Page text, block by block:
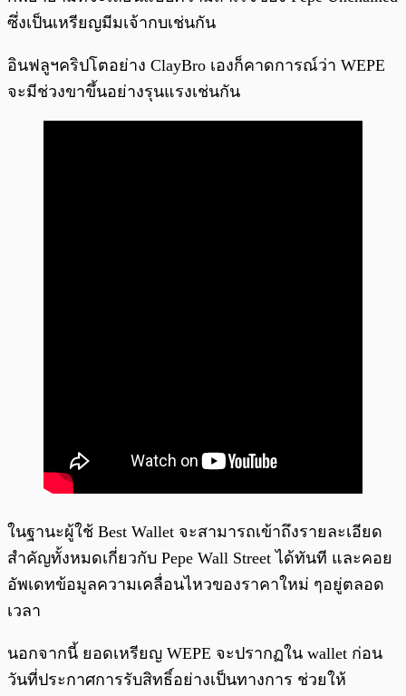
ซึ่งเป็นเหรียญมีมเจ้ากบเช่นกัน
อินฟลูฯคริปโตอย่าง ClayBro เองก็คาดการณ์ว่า WEPE
จะมีช่วงขาขึ้นอย่างรุนแรงเช่นกัน
ในฐานะผู้ใช้ Best Wallet จะสามารถเข้าถึงรายละเอียด
สำคัญทั้งหมดเกี่ยวกับ Pepe Wall Street ได้ทันที และคอย
อัพเดทข้อมูลความเคลื่อนไหวของราคาใหม่ ๆอยู่ตลอด
เวลา
นอกจากนี้ ยอดเหรียญ WEPE จะปรากฏใน wallet ก่อน
วันที่ประกาศการรับสิทธิ์อย่างเป็นทางการ ช่วยให้